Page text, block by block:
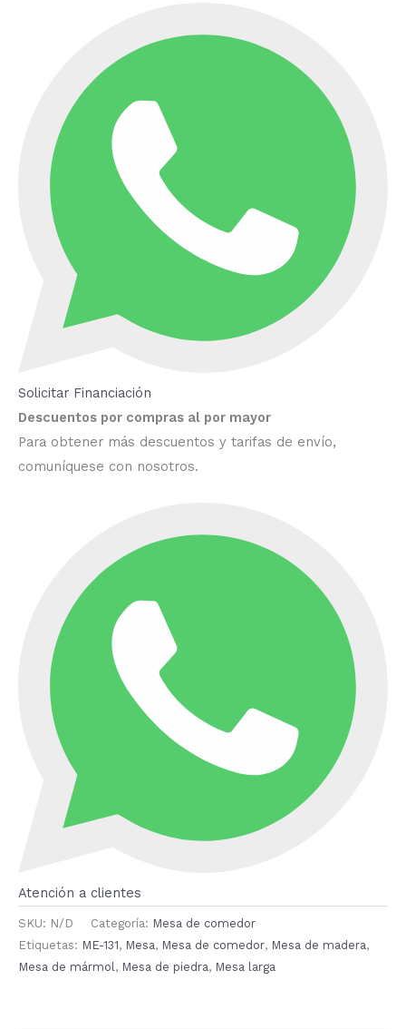
Solicitar Financiación
Descuentos por compras al por mayor
Para obtener más descuentos y tarifas de envío,
comuníquese con nosotros.
Atención a clientes
SKU: N/D Categoría: Mesa de comedor
Etiquetas: ME-131, Mesa, Mesa de comedor, Mesa de madera,
Mesa de mármol , Mesa de piedra, Mesa larga